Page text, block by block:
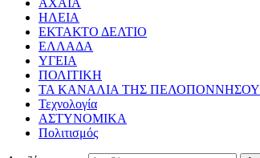
ΑΧΑΙΑ
ΗΛΕΙΑ
ΕΚΤΑΚΤΟ ΔΕΛΤΙΟ
ΕΛΛΑΔΑ
ΥΓΕΙΑ
ΠΟΛΙΤΙΚΗ
ΤΑ ΚΑΝΑΛΙΑ ΤΗΣ ΠΕΛΟΠΟΝΝΗΣΟΥ
Τεχνολογία
ΑΣΤΥΝΟΜΙΚΑ
Πολιτισμός